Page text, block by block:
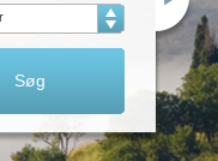
Søg
Spa bad